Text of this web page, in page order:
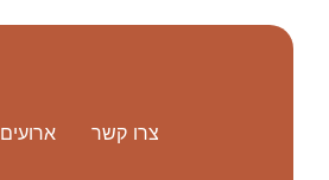
ארועים צרו קשר